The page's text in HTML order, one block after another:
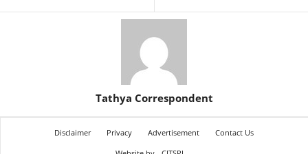
Tathya Correspondent
Disclaimer Privacy Advertisement
Contact Us